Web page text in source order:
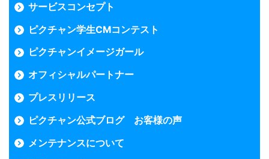
サービスコンセプト
ピクチャン学生CMコンテスト
ピクチャンイメージガール
オフィシャルパートナー
プレスリリース
ピクチャン公式ブログ お客様の声
メンテナンスについて